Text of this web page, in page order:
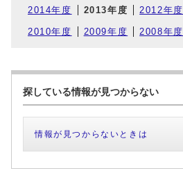
2014年度 2013年度 2012年度
2010年度 2009年度 2008年度
探している情報が見つからない
情報が見つからないときは